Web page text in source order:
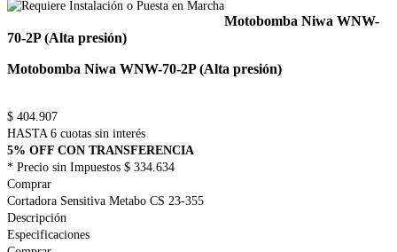
Motobomba Niwa WNW-
70-2P (Alta presión)
Motobomba Niwa WNW-70-2P (Alta presión)
$ 404.907
HASTA 6 cuotas sin interés
5% OFF CON TRANSFERENCIA
* Precio sin Impuestos $ 334.634
Comprar
Cortadora Sensitiva Metabo CS 23-355
Descripción
Especificaciones